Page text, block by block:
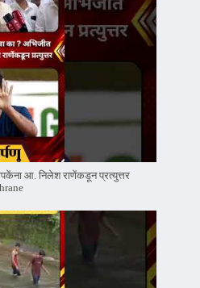
आ. निलेश राणेंकडून प्रत्युत्तर